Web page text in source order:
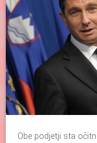
Obe podjetji sta